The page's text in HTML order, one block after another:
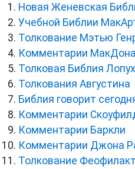
Новая Женевская
Учебной Библии
Толкование Мэтью
Комментарии
Толковая Библия
Толкования Августина
Библия говорит
Комментарии
Комментарии Баркли
Комментарии Джона
Толкование